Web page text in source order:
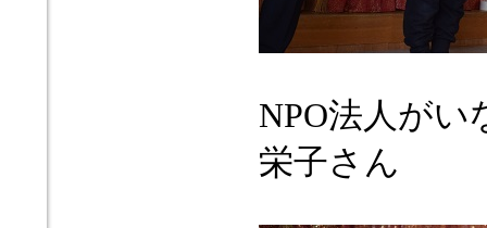
NPO法人が
栄子さん